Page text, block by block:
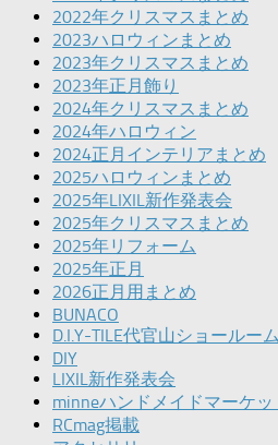
2022年クリスマスまとめ
2023ハロウィンまとめ
2023年クリスマスまとめ
2023年正月飾り
2024年クリスマスまとめ
2024年ハロウィン
2024正月インテリアまとめ
2025ハロウィンまとめ
2025年LIXIL新作発表会
2025年クリスマスまとめ
2025年リフォーム
2025年正月
2026正月用まとめ
BUNACO
D.I.Y-TILE代官山ショールーム
DIY
LIXIL新作発表会
minneハンドメイドマーケッ
RCmag掲載